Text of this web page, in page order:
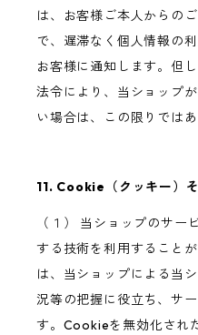
は、お客様ご本人からの
で、遅滞なく個人情報の
お客様に通知します。但
法令により、当ショップ
い場合は、この限りではあ
11. Cookie（クッキー）
（１） 当ショップのサ
する技術を利用すること
は、当ショップによる当
況等の把握に役立ち、サ
す。Cookieを無効化され